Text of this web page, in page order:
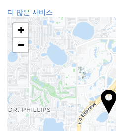
푸드 & 베버리지
일품요리 레스토랑
바
구내 커피숍
수영장
수영장
유아용 수영장
더 많은 서비스
+
−